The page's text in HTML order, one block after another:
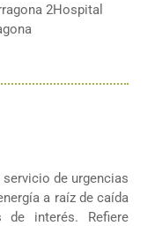
2Hospital
de urgencias
a raíz de caída
de interés. Refiere